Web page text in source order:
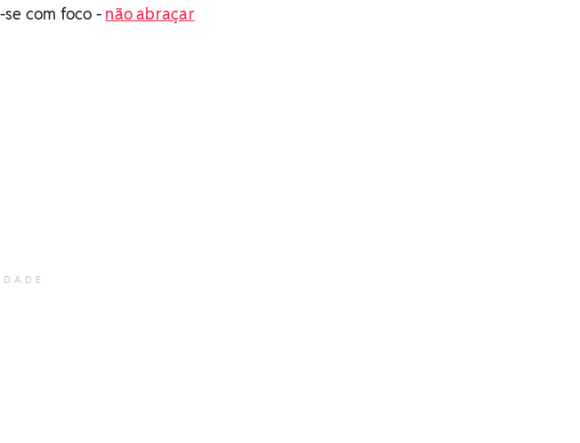
com foco - não abraçar